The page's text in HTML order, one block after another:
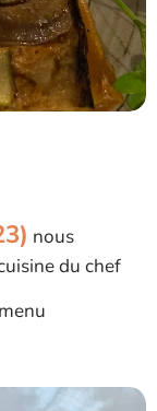
nous
du chef